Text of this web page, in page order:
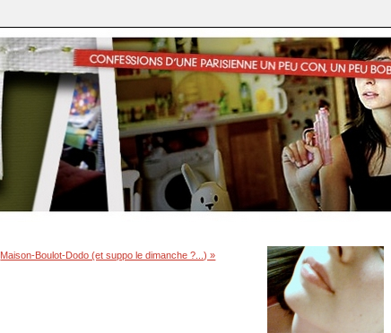
Maison-Boulot-Dodo (et suppo le dimanche ?...) »